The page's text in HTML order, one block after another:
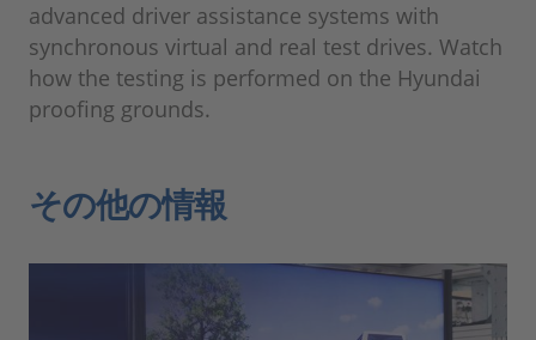
advanced driver assistance systems with
synchronous virtual and real test drives. Watch
how the testing is performed on the Hyundai
proofing grounds.
その他の情報